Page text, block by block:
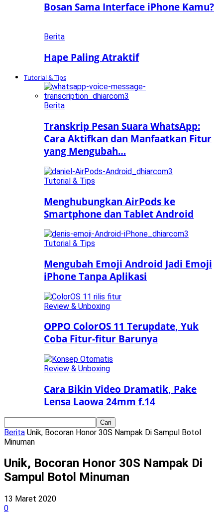
Bosan Sama Interface iPhone Kamu?
Berita
Hape Paling Atraktif
Tutorial & Tips
Berita
Transkrip Pesan Suara WhatsApp:
Cara Aktifkan dan Manfaatkan Fitur
yang Mengubah…
Tutorial & Tips
Menghubungkan AirPods ke
Smartphone dan Tablet Android
Tutorial & Tips
Mengubah Emoji Android Jadi Emoji
iPhone Tanpa Aplikasi
Review & Unboxing
OPPO ColorOS 11 Terupdate, Yuk
Coba Fitur-fitur Barunya
Review & Unboxing
Cara Bikin Video Dramatik, Pake
Lensa Laowa 24mm f.14
Berita Unik, Bocoran Honor 30S Nampak Di Sampul Botol
Minuman
Unik, Bocoran Honor 30S Nampak Di
Sampul Botol Minuman
13 Maret 2020
0